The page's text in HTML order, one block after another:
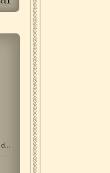
Aziz Silouane’in ruhsal deneyimine dayalı bu yazısını…